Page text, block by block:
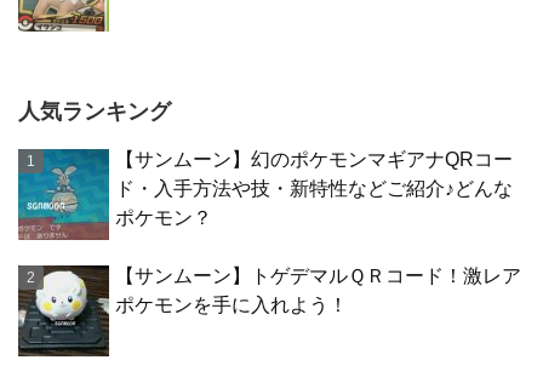
人気ランキング
【サンムーン】幻のポケモンマギアナQRコー
ド・入手方法や技・新特性などご紹介♪どんな
ポケモン？
【サンムーン】トゲデマルＱＲコード！激レア
ポケモンを手に入れよう！